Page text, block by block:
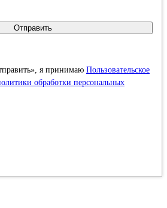
Отправить
я принимаю Пользовательское
обработки персональных